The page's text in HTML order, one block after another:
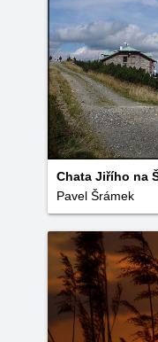
Chata Jiřího na
Pavel Šrámek